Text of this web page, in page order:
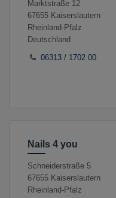
Marktstraße 12
67655 Kaiserslautern
Rheinland-Pfalz
Deutschland
06313 / 1702 00
Nails 4 you
Schneiderstraße 5
67655 Kaiserslautern
Rheinland-Pfalz